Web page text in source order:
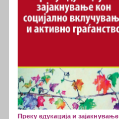
Преку едукација и зајакнување